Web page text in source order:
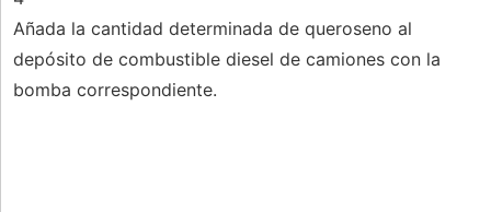
Añada la cantidad determinada de queroseno al
depósito de combustible diesel de camiones con la
bomba correspondiente.